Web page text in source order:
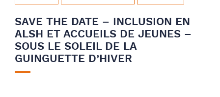
SAVE THE DATE – INCLUSION EN
ALSH ET ACCUEILS DE JEUNES –
SOUS LE SOLEIL DE LA
GUINGUETTE D’HIVER